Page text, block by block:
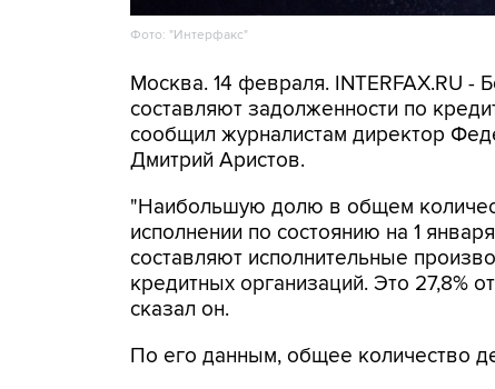
Фото: "Интерфакс"
Москва. 14 февраля. INTERFAX.RU -
составляют задолженности по
сообщил журналистам директор
Дмитрий Аристов.
"Наибольшую долю в общем
исполнении по состоянию на 1
составляют исполнительные
кредитных организаций. Это 27,8%
сказал он.
По его данным, общее количество